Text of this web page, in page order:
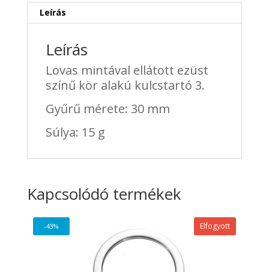
Leírás
Leírás
Lovas mintával ellátott ezüst
színű kör alakú kulcstartó 3.
Gyűrű mérete: 30 mm
Súlya: 15 g
Kapcsolódó termékek
-43% Elfogyott